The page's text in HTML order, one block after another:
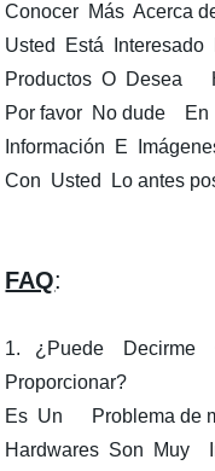
Conocer Más Acerca
Usted Está
Productos O Desea
Por favor No dude
Información E
Con Usted Lo antes
FAQ:
1. ¿Puede Decirme
Proporcionar?
Es Un Problema de
Hardwares Son Muy